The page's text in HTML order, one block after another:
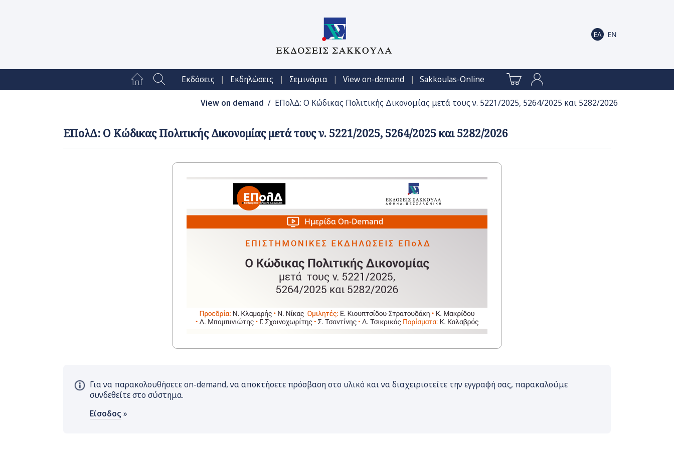
Εκδόσεις | Εκδηλώσεις | Σεμινάρια | View on-demand | Sakkoulas-Online
View on demand / ΕΠολΔ: Ο Κώδικας Πολιτικής Δικονομίας μετά τους ν. 5221/2025, 5264/2025 και 5282/2026
ΕΠολΔ: Ο Κώδικας Πολιτικής Δικονομίας μετά τους ν. 5221/2025, 5264/2025 και 5282/2026
Για να παρακολουθήσετε on-demand, να αποκτήσετε πρόσβαση στο υλικό και να διαχειριστείτε την εγγραφή σας, παρακαλούμε
συνδεθείτε στο σύστημα.
Είσοδος »